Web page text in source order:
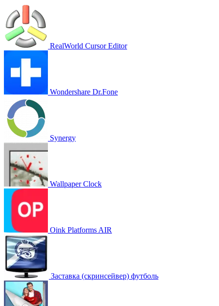
RealWorld Cursor Editor
Wondershare Dr.Fone
Synergy
Wallpaper Clock
Oink Platforms AIR
Заставка (скринсейвер) футболь